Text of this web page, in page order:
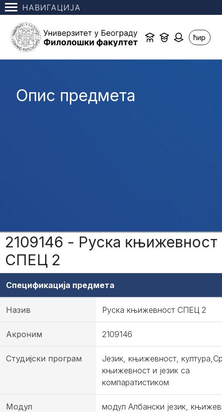
НАВИГАЦИЈА
ћир
Опис предмета
2109146 - Руска књижевност
СПЕЦ 2
Спецификација предмета
Назив Руска књижевност СПЕЦ 2
Акроним 2109146
Студијски програм
Језик, књижевност,
књижевност и језик са
компаратистиком
Модул
модул Албански језик,